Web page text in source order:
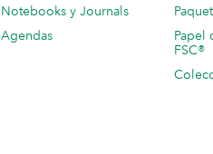
Notebooks y Journals
Agendas
Papel
FSC®